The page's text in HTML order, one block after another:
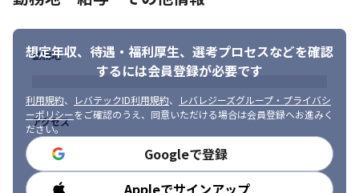
★＼案件の希望を叶えます／　＼一人っきりにはさせません！／
内定承諾をいただいた後は、キャリア面談を実施。
「どういった働き方をしたいか」「どういう案件が希望か」をし
っかりとヒアリングします。
・フロントエンド開発がしたい
・家から近い方が良い
・要件定義に挑戦したい
など、率直なご意見をお聞かせ下さい！
面談後は、ヒアリングした内容に沿って営業部が案件を複数提
想定年収、待遇・福利厚生、 選考プロセスなどを確認
するには会員登録が必要です
利用規約、 レバテックID利用規約、
レバレジーズグループ・プライバシ
ーポリシーをご確認のうえ、同意いただける場合は会員登録へお進みく
ださい。
Googleで登録
Appleでサインアップ
勤務地
アクセス
勤務時間